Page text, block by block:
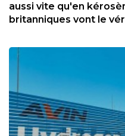
aussi vite qu'en
britanniques vont le